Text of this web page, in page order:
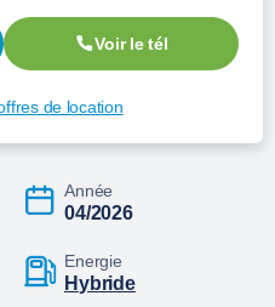
Voir le tél
de location
Année
04/2026
Energie
hybride